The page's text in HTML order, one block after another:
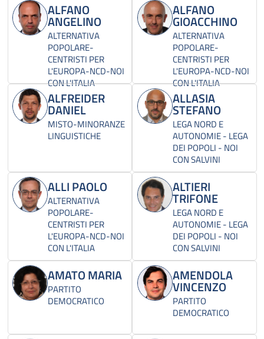
ALFANO
ANGELINO
ALTERNATIVA
POPOLARE-
CENTRISTI PER
L'EUROPA-NCD-NOI
CON L'ITALIA
ALFANO
GIOACCHINO
ALTERNATIVA
POPOLARE-
CENTRISTI PER
L'EUROPA-NCD-NOI
CON L'ITALIA
ALFREIDER
DANIEL
MISTO-MINORANZE
LINGUISTICHE
ALLASIA
STEFANO
LEGA NORD E
AUTONOMIE - LEGA
DEI POPOLI - NOI
CON SALVINI
ALLI PAOLO
ALTERNATIVA
POPOLARE-
CENTRISTI PER
L'EUROPA-NCD-NOI
CON L'ITALIA
ALTIERI
TRIFONE
LEGA NORD E
AUTONOMIE - LEGA
DEI POPOLI - NOI
CON SALVINI
AMATO MARIA
PARTITO
DEMOCRATICO
AMENDOLA
VINCENZO
PARTITO
DEMOCRATICO